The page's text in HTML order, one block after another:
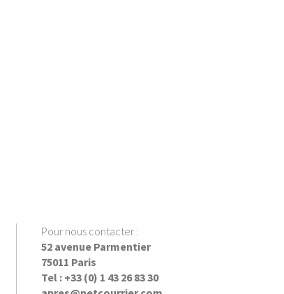
Pour nous contacter :
52 avenue Parmentier
75011 Paris
Tel : +33 (0) 1 43 26 83 30